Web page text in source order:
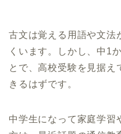
古文は覚える用語や文法
くいます。しかし、中1
とで、高校受験を見据え
きるはずです。
中学生になって家庭学習